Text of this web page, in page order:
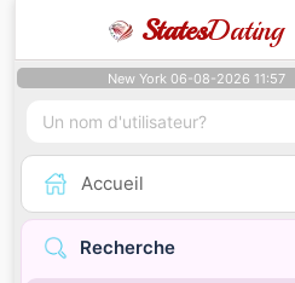
StatesDating
New York 06-08-2026 11:57
Accueil
Recherche